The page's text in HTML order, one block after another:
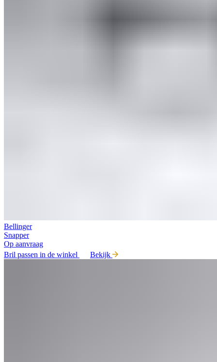
Bellinger
Snapper
Op aanvraag
Bril passen in de winkel
Bekijk